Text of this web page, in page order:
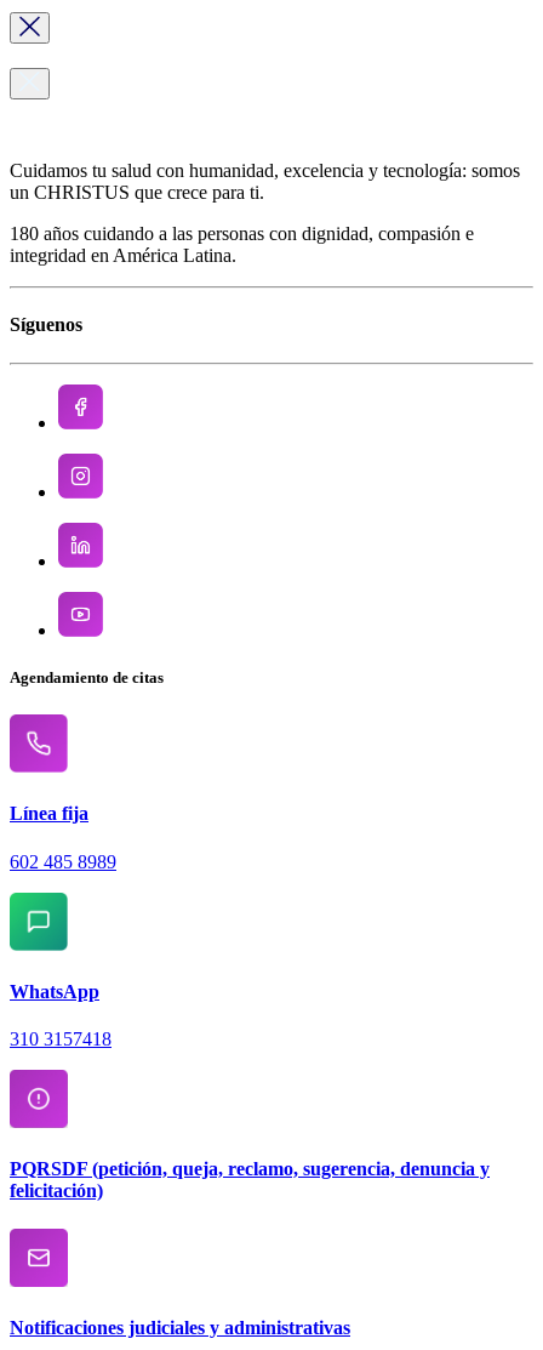
Cuidamos tu salud con humanidad, excelencia y tecnología: somos
un CHRISTUS que crece para ti.
180 años cuidando a las personas con dignidad, compasión e
integridad en América Latina.
Síguenos
Agendamiento de citas
Línea fija
602 485 8989
WhatsApp
310 3157418
PQRSDF (petición, queja, reclamo, sugerencia, denuncia y
felicitación)
Notificaciones judiciales y administrativas